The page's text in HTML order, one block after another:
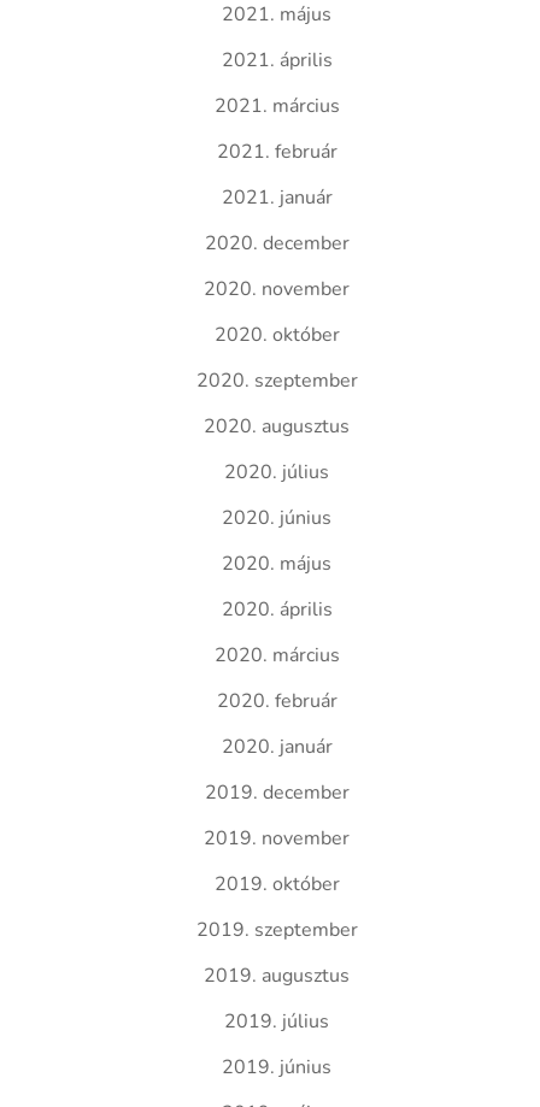
2021. május
2021. április
2021. március
2021. február
2021. január
2020. december
2020. november
2020. október
2020. szeptember
2020. augusztus
2020. július
2020. június
2020. május
2020. április
2020. március
2020. február
2020. január
2019. december
2019. november
2019. október
2019. szeptember
2019. augusztus
2019. július
2019. június